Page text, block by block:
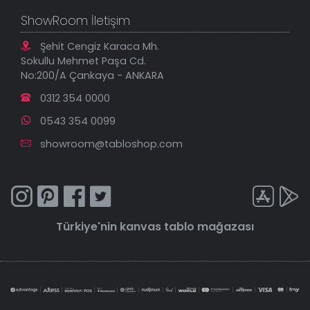
ShowRoom İletişim
Şehit Cengiz Karaca Mh.
Sokullu Mehmet Paşa Cd.
No:200/A Çankaya - ANKARA
0312 354 0000
0543 354 0099
showroom@tabloshop.com
Türkiye'nin kanvas tablo mağazası